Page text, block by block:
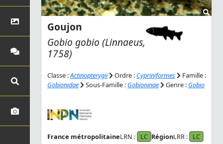
Goujon
Gobio gobio (Linnaeus,
1758)
Classe :Actinopterygii Ordre : Cypriniformes
Famille :
Gobionidae
Sous-Famille : Gobioninae Genre : Gobio
France métropolitaineLRN : LC RégionLRR : LC